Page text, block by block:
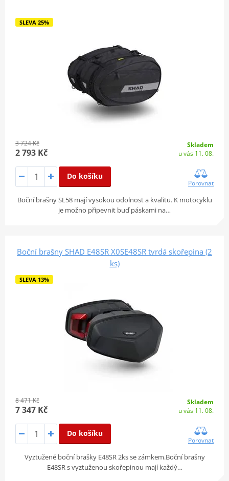
SLEVA 25%
3 724 Kč
2 793 Kč
Skladem
u vás 11. 08.
Do košíku
Porovnat
Boční brašny SL58 mají vysokou odolnost a kvalitu. K motocyklu
je možno připevnit buď páskami na…
Boční brašny SHAD E48SR X0SE48SR tvrdá skořepina (2
ks)
SLEVA 13%
8 471 Kč
7 347 Kč
Skladem
u vás 11. 08.
Do košíku
Porovnat
Vyztužené boční brašky E48SR 2ks se zámkem.Boční brašny
E48SR s vyztuženou skořepinou mají každý…